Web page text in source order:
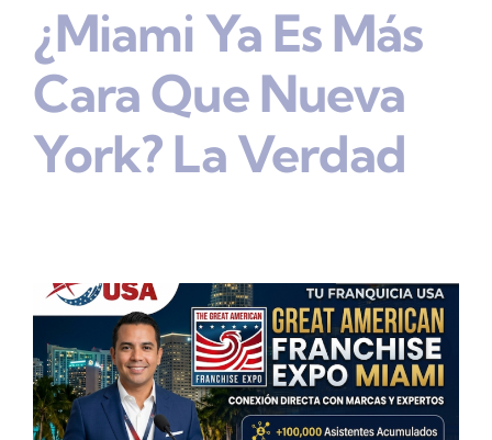
¿Miami Ya Es Más
Cara Que Nueva
York? La Verdad